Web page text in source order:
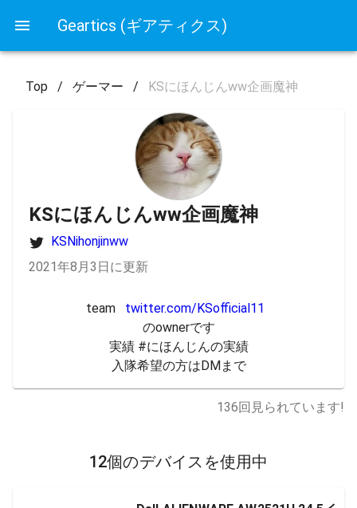
Geartics (ギアティクス)
Top / ゲーマー / KSにほんじんww企画魔神
KSにほんじんww企画魔神
KSNihonjinww
2021年8月3日に更新
team twitter.com/KSofficial11
のownerです
実績 #にほんじんの実績
入隊希望の方はDMまで
136回見られています!
12個のデバイスを使用中